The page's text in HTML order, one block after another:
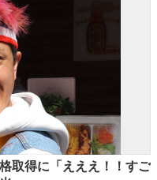
取得に「えええ！！すご